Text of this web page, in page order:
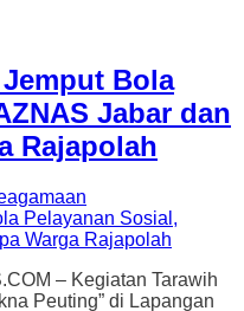
Bola
Jabar dan
Rajapolah
– Kegiatan Tarawih
Peuting” di Lapangan